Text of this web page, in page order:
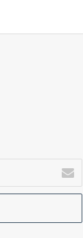
بدء
الدليمي:
بريدك
الإلكتروني